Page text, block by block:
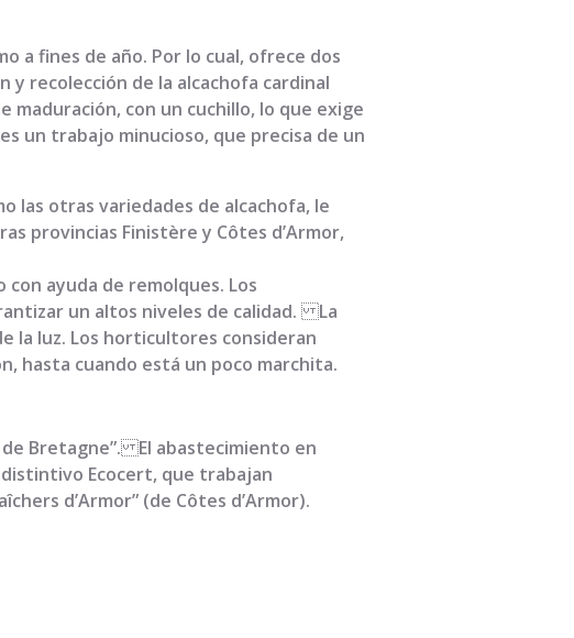
a fines de año. Por lo cual, ofrece dos
y recolección de la alcachofa cardinal
maduración, con un cuchillo, lo que exige
un trabajo minucioso, que precisa de un
las otras variedades de alcachofa, le
provincias Finistère y Côtes d’Armor,
con ayuda de remolques. Los
un altos niveles de calidad. La
la luz. Los horticultores consideran
hasta cuando está un poco marchita.
Bretagne”. El abastecimiento en
distintivo Ecocert, que trabajan
d’Armor” (de Côtes d’Armor).